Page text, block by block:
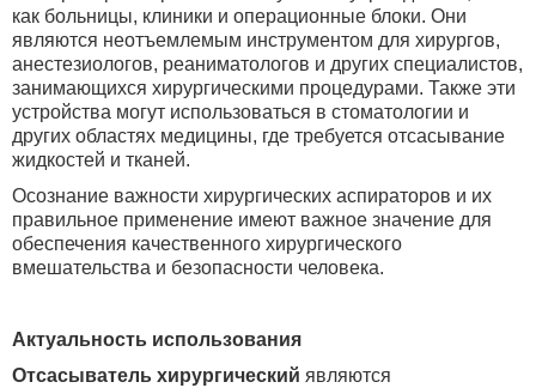
как больницы, клиники и операционные блоки. Они
являются неотъемлемым инструментом для хирургов,
анестезиологов, реаниматологов и других специалистов,
занимающихся хирургическими процедурами. Также эти
устройства могут использоваться в стоматологии и
других областях медицины, где требуется отсасывание
жидкостей и тканей.
Осознание важности хирургических аспираторов и их
правильное применение имеют важное значение для
обеспечения качественного хирургического
вмешательства и безопасности человека.
Актуальность использования
Отсасыватель хирургический являются